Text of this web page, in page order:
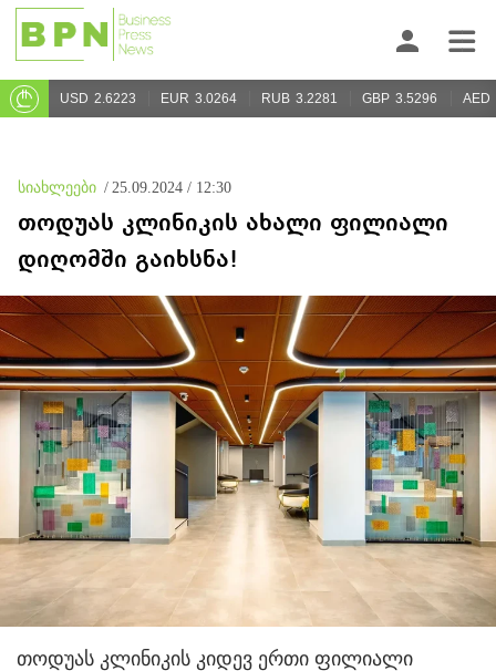
USD 2.6223 EUR 3.0264 RUB 3.2281 GBP 3.5296 AED
სიახლეები / 25.09.2024 / 12:30
თოდუას კლინიკის ახალი ფილიალი
დიღომში გაიხსნა!
თოდუას კლინიკის კიდევ ერთი ფილიალი